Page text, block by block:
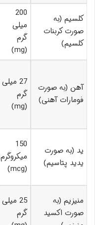
کلسیم (به
صورت کربنات
کلسیم)
200
میلی
گرم
(mg)
آهن (به صورت
فومارات آهنی)
27 میلی
گرم
(mg)
ید (به صورت
یدید پتاسیم)
150
میکروگرم
(mcg)
منیزیم (به
صورت اکسید
25 میلی
گرم